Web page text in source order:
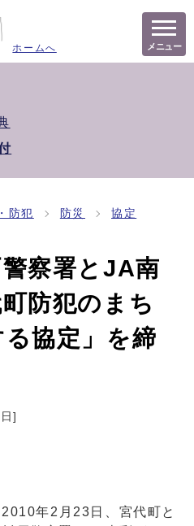
ホームへ メニュー
防犯 防災 協定
察署とJA南
防犯のまち
協定」を締
]
2010年2月23日、宮代町と